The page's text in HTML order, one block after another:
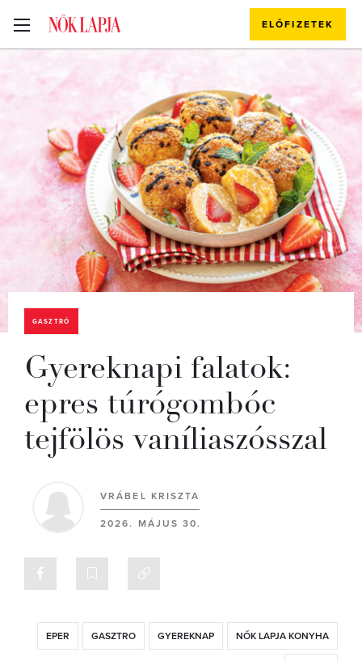
ELŐFIZETEK
GASZTRÓ
Gyereknapi falatok:
epres túrógombóc
tejfölös vaníliaszósszal
VRÁBEL KRISZTA
2026. MÁJUS 30.
EPER GASZTRO GYEREKNAP NŐK LAPJA KONYHA